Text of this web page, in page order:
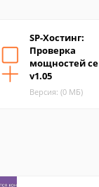
SP-Хостинг:
Проверка
мощностей
v1.05
Версия: (0 МБ)